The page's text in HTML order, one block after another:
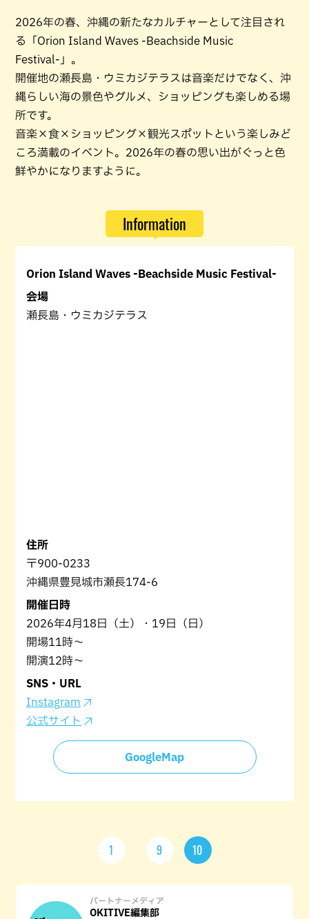
2026年の春、沖縄の新たなカルチャーとして注目され
る「Orion Island Waves -Beachside Music
Festival-」。
開催地の瀬長島・ウミカジテラスは音楽だけでなく、沖
縄らしい海の景色やグルメ、ショッピングも楽しめる場
所です。
音楽×食×ショッピング×観光スポットという楽しみど
ころ満載のイベント。2026年の春の思い出がぐっと色
鮮やかになりますように。
Information
Orion Island Waves -Beachside Music Festival-
会場
瀬長島・ウミカジテラス
住所
〒900-0233
沖縄県豊見城市瀬長174-6
開催日時
2026年4月18日（土）・19日（日）
開場11時～
開演12時～
SNS・URL
Instagram
公式サイト
GoogleMap
1 9 10
パートナーメディア
OKITIVE編集部